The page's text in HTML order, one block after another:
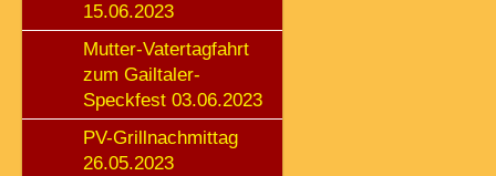
15.06.2023
Mutter-Vatertagfahrt
zum Gailtaler-
Speckfest 03.06.2023
PV-Grillnachmittag
26.05.2023